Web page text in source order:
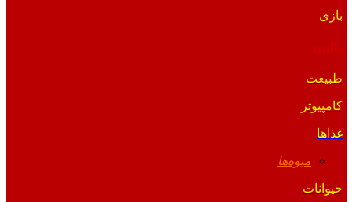
بازی
طبیعت
کامپیوتر
غذاها
میوه‌ها
حیوانات